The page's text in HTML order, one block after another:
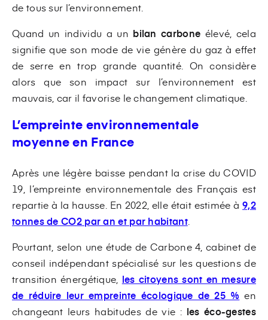
de tous sur l’environnement.
Quand un individu a un bilan carbone élevé, cela
signifie que son mode de vie génère du gaz à effet
de serre en trop grande quantité. On considère
alors que son impact sur l’environnement est
mauvais, car il favorise le changement climatique.
L’empreinte environnementale
moyenne en France
Après une légère baisse pendant la crise du COVID
19, l’empreinte environnementale des Français est
repartie à la hausse. En 2022, elle était estimée à9,2
tonnes de CO2 par an et par habitant.
Pourtant, selon une étude de Carbone 4, cabinet de
conseil indépendant spécialisé sur les questions de
transition énergétique, les citoyens sont en mesure
de réduire leur empreinte écologique de 25 % en
changeant leurs habitudes de vie : les éco-gestes